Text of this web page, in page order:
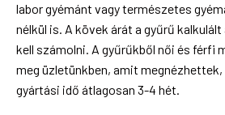
labor gyémánt vagy természetes
nélkül is. A kövek árát a gyűrű
kell számolni. A gyűrűkből női és férfi
meg üzletünkben, amit
gyártási idő átlagosan 3-4 hét.